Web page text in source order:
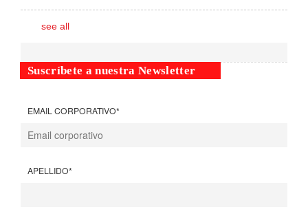
see all
Suscríbete a nuestra Newsletter
EMAIL CORPORATIVO*
APELLIDO*